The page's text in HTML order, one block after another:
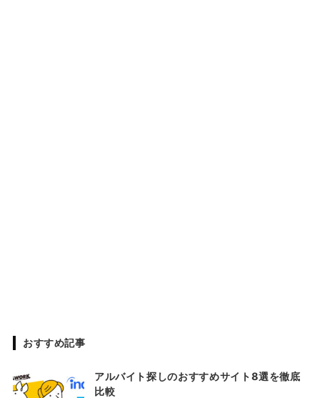
おすすめ記事
アルバイト探しのおすすめサイト8選を徹底
比較